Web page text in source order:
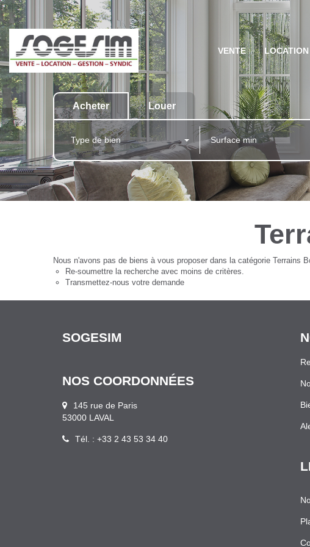
VENTE LOCATION
Acheter Louer
Type de bien
Nous n'avons pas de biens à vous proposer dans la catégorie
Re-soumettre la recherche avec moins de critères.
Transmettez-nous votre demande
SOGESIM
NOS COORDONNÉES
145 rue de Paris
53000 LAVAL
Tél. : +33 2 43 53 34 40